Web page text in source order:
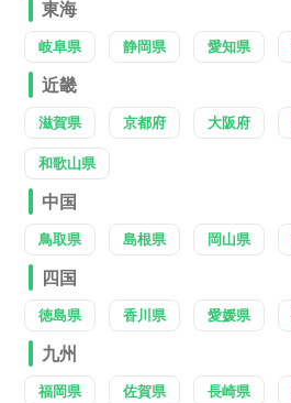
東海
岐阜県 静岡県 愛知県
近畿
滋賀県 京都府 大阪府
和歌山県
中国
鳥取県 島根県 岡山県
四国
徳島県 香川県 愛媛県
九州
福岡県 佐賀県 長崎県